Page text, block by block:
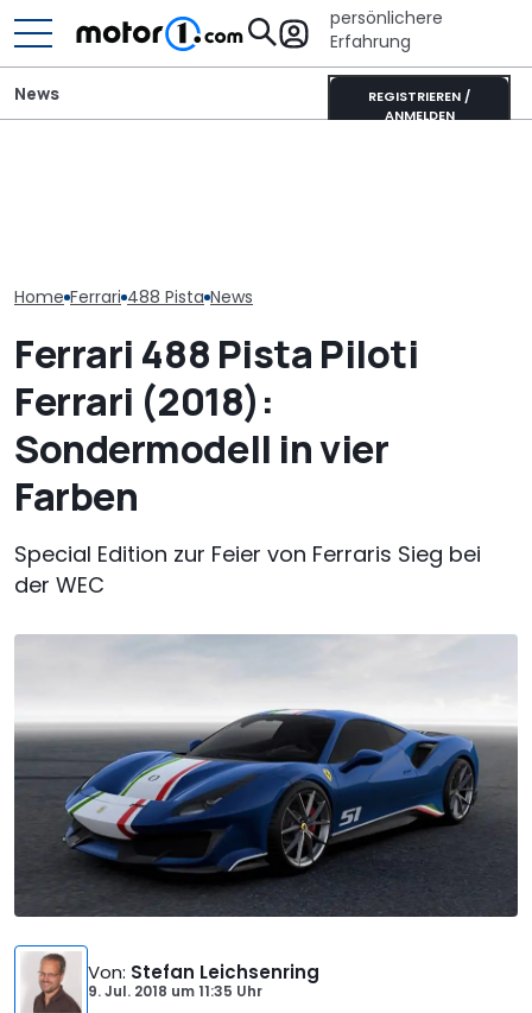
persönlichere
Erfahrung
REGISTRIEREN /
ANMELDEN
News
Home Ferrari 488 Pista News
Ferrari 488 Pista Piloti
Ferrari (2018):
Sondermodell in vier
Farben
Special Edition zur Feier von Ferraris Sieg bei
der WEC
Von: Stefan Leichsenring
9. Jul. 2018 um11:35 Uhr